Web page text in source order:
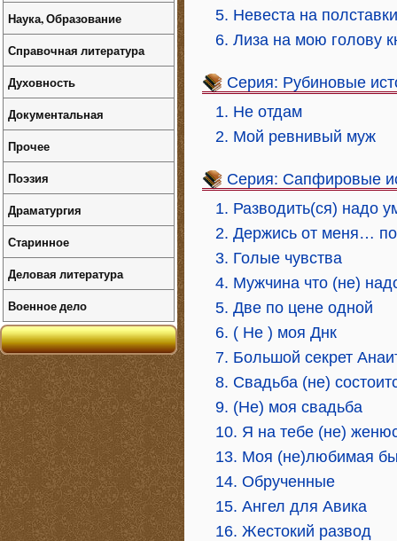
5. Невеста на полставки
6. Лиза на мою голову
Серия: Рубиновые
1. Не отдам
2. Мой ревнивый муж
Серия: Сапфировые
1. Разводить(ся) надо
2. Держись от меня…
3. Голые чувства
4. Мужчина что (не)
5. Две по цене одной
6. ( Не ) моя Днк
7. Большой секрет
8. Свадьба (не)
9. (Не) моя свадьба
10. Я на тебе (не)
13. Моя (не)любимая
14. Обрученные
15. Ангел для Авика
16. Жестокий развод
Наука, Образование
Справочная литература
Духовность
Документальная
Прочее
Поэзия
Драматургия
Старинное
Деловая литература
Военное дело